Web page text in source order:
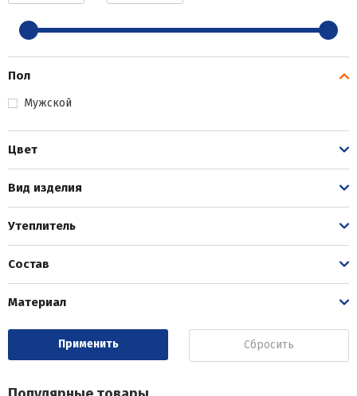
Пол
Мужской
Цвет
Вид изделия
Утеплитель
Состав
Материал
Сбросить